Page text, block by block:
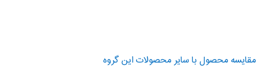
مقایسه محصول با سایر محصولات این گروه